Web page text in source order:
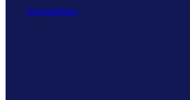
Anmelden